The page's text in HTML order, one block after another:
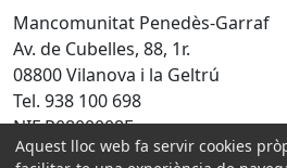
Mancomunitat Penedès-Garraf
Av. de Cubelles, 88, 1r.
08800 Vilanova i la Geltrú
Tel. 938 100 698
NIF P0800008E
Aquest lloc web fa servir cookies